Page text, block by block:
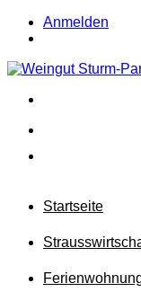
Zum
Inhalt
Anmelden
Startseite